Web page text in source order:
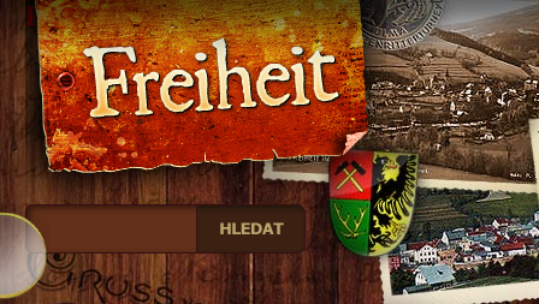
Freiheit